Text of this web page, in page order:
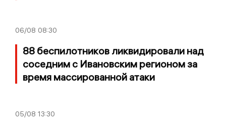
06/08 08:30
88 беспилотников ликвидировали над
соседним с Ивановским регионом за
время массированной атаки
05/08 13:30